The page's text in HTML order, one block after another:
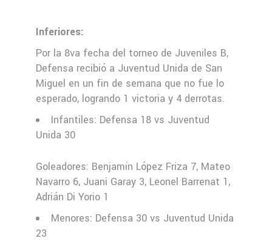
Inferiores:
Por la 8va fecha del torneo de Juveniles B,
Defensa recibió a Juventud Unida de San
Miguel en un fin de semana que no fue lo
esperado, logrando 1 victoria y 4 derrotas.
Infantiles: Defensa 18 vs Juventud
Unida 30
Goleadores: Benjamín López Friza 7, Mateo
Navarro 6, Juani Garay 3, Leonel Barrenat 1,
Adrián Di Yorio 1
Menores: Defensa 30 vs Juventud Unida
23